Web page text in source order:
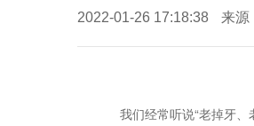
2022-01-26 17:18:38 来源
我们经常听说“老掉牙